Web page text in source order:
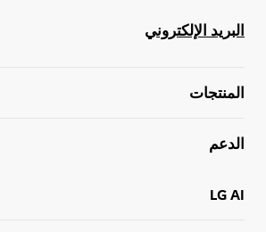
البريد الإلكتروني
المنتجات
الدعم
LG AI